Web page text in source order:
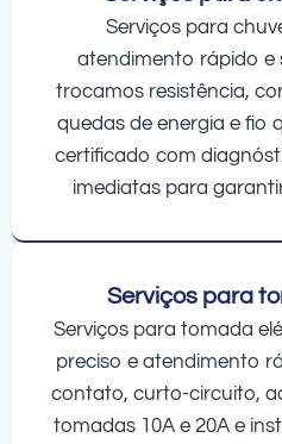
Serviços para
atendimento rápido e
trocamos resistência,
quedas de energia e fio
certificado com
imediatas para
Serviços para
Serviços para tomada
preciso e atendimento
contato, curto-circuito,
tomadas 10A e 20A e